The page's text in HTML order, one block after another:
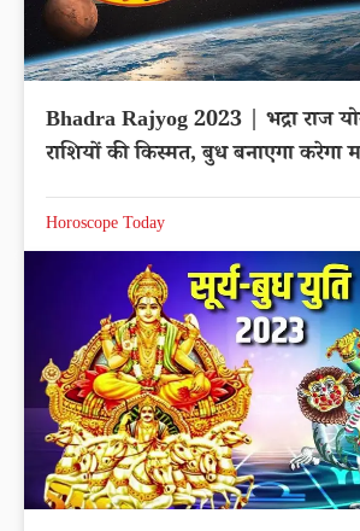
Bhadra Rajyog 2023 | भद्रा राज
राशियों की किस्मत, बुध बनाएगा करेगा
Horoscope Today